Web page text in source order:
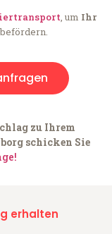
, um Ihr
zu Ihrem
schicken Sie
erhalten